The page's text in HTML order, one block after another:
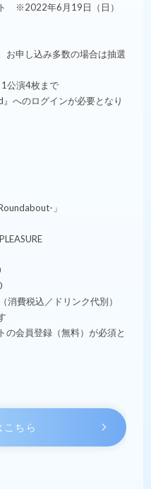
※2022年6月19日（日）
お申し込み多数の場合は抽選
公演4枚まで
へのログインが必要となり
」
消費税込／ドリンク代別）
会員登録（無料）が必須と
こちら